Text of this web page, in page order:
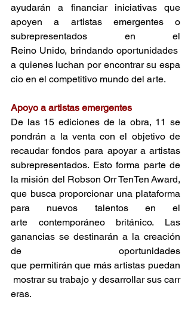
ayudarán a financiar iniciativas que
apoyen a artistas emergentes o
subrepresentados en el
Reino Unido, brindando oportunidades
a quienes luchan por encontrar su espa
cio en el competitivo mundo del arte.
Apoyo a artistas emergentes
De las 15 ediciones de la obra, 11 se
pondrán a la venta con el objetivo de
recaudar fondos para apoyar a artistas
subrepresentados. Esto forma parte de
la misión del Robson Orr TenTen Award,
que busca proporcionar una plataforma
para nuevos talentos en el
arte contemporáneo británico. Las
ganancias se destinarán a la creación
de oportunidades
que permitirán que más artistas puedan
mostrar su trabajo y desarrollar sus carr
eras.